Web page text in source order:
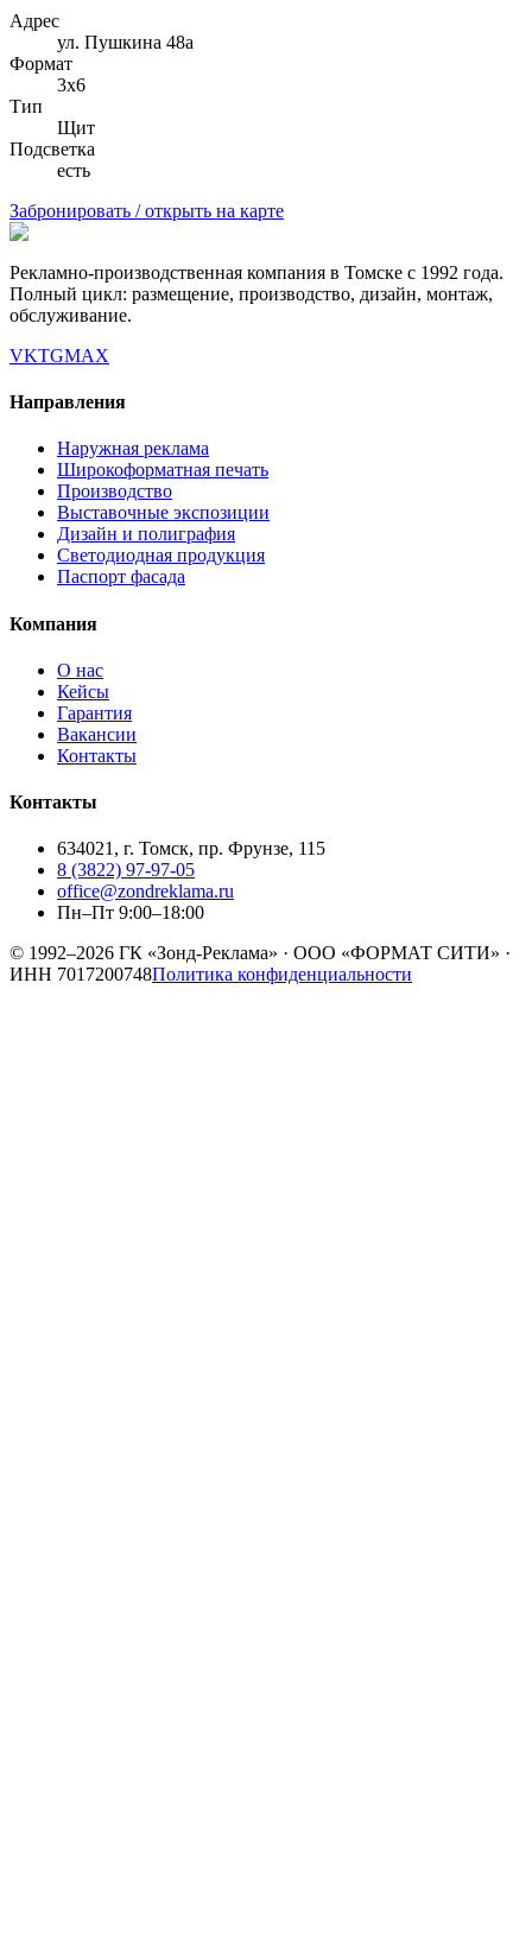
Адрес
ул. Пушкина 48а
Формат
3х6
Тип
Щит
Подсветка
есть
Забронировать / открыть на карте
Рекламно-производственная компания в Томске с 1992 года.
Полный цикл: размещение, производство, дизайн, монтаж,
обслуживание.
VKTGMAX
Направления
Наружная реклама
Широкоформатная печать
Производство
Выставочные экспозиции
Дизайн и полиграфия
Светодиодная продукция
Паспорт фасада
Компания
О нас
Кейсы
Гарантия
Вакансии
Контакты
Контакты
634021, г. Томск, пр. Фрунзе, 115
8 (3822) 97-97-05
office@zondreklama.ru
Пн–Пт 9:00–18:00
© 1992–2026 ГК «Зонд-Реклама» · ООО «ФОРМАТ СИТИ» ·
ИНН 7017200748Политика конфиденциальности